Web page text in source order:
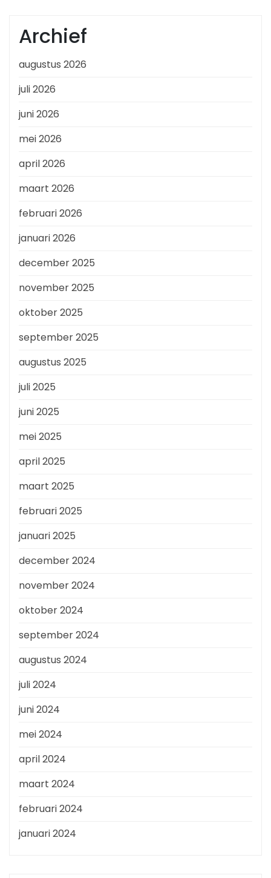
Archief
augustus 2026
juli 2026
juni 2026
mei 2026
april 2026
maart 2026
februari 2026
januari 2026
december 2025
november 2025
oktober 2025
september 2025
augustus 2025
juli 2025
juni 2025
mei 2025
april 2025
maart 2025
februari 2025
januari 2025
december 2024
november 2024
oktober 2024
september 2024
augustus 2024
juli 2024
juni 2024
mei 2024
april 2024
maart 2024
februari 2024
januari 2024